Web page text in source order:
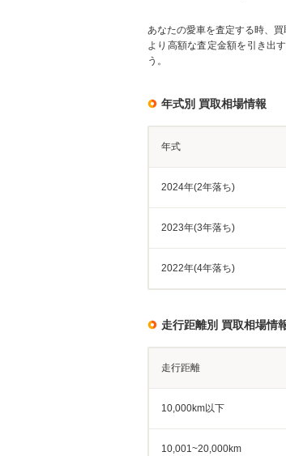
あなたの愛車を査定する時、買
より高額な査定金額を引き出
う。
年式別 買取相場情報
年式
2024年(2年落ち)
2023年(3年落ち)
2022年(4年落ち)
走行距離別 買取相場情
走行距離
10,000km以下
10,001~20,000km